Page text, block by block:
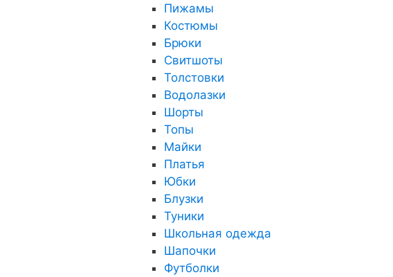
Пижамы
Костюмы
Брюки
Свитшоты
Толстовки
Водолазки
Шорты
Топы
Майки
Платья
Юбки
Блузки
Туники
Школьная одежда
Шапочки
Футболки